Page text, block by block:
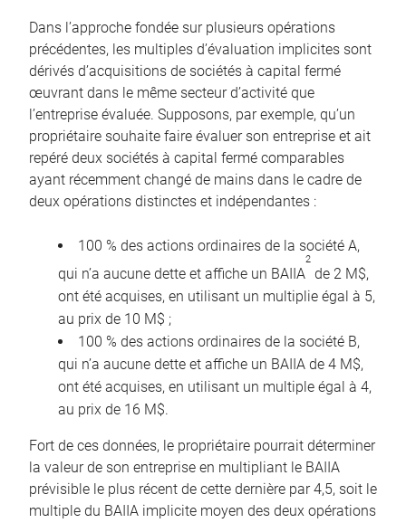
Dans l’approche fondée sur plusieurs opérations
précédentes, les multiples d’évaluation implicites sont
dérivés d’acquisitions de sociétés à capital fermé
œuvrant dans le même secteur d’activité que
l’entreprise évaluée. Supposons, par exemple, qu’un
propriétaire souhaite faire évaluer son entreprise et ait
repéré deux sociétés à capital fermé comparables
ayant récemment changé de mains dans le cadre de
deux opérations distinctes et indépendantes :
100 % des actions ordinaires de la société A,
qui n’a aucune dette et affiche un BAIIA
2
de 2 M$,
ont été acquises, en utilisant un multiplie égal à 5,
au prix de 10 M$ ;
100 % des actions ordinaires de la société B,
qui n’a aucune dette et affiche un BAIIA de 4 M$,
ont été acquises, en utilisant un multiple égal à 4,
au prix de 16 M$.
Fort de ces données, le propriétaire pourrait déterminer
la valeur de son entreprise en multipliant le BAIIA
prévisible le plus récent de cette dernière par 4,5, soit le
multiple du BAIIA implicite moyen des deux opérations